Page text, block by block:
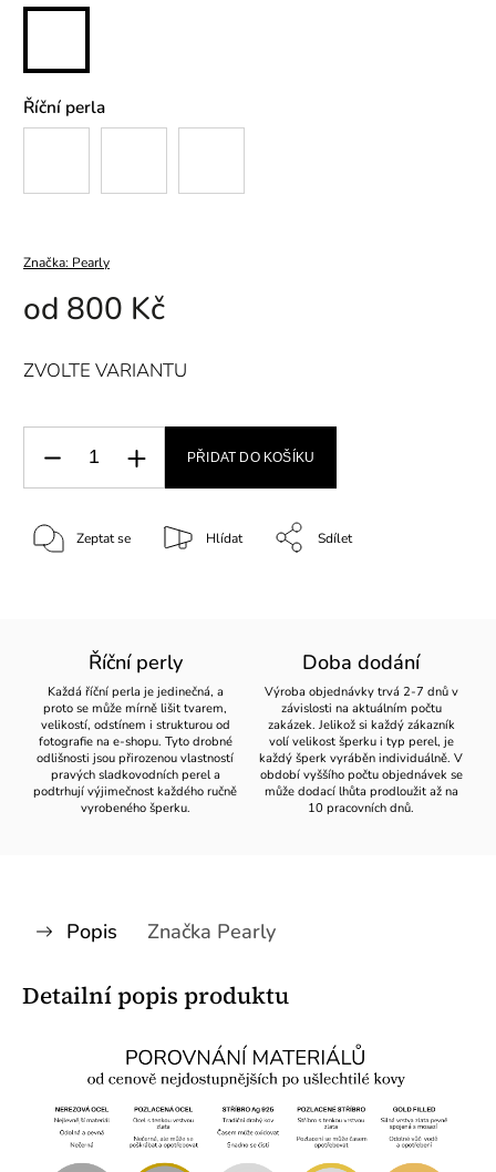
Říční perla
Značka: Pearly
od 800 Kč
ZVOLTE VARIANTU
PŘIDAT DO KOŠÍKU
Zeptat se Hlídat Sdílet
Říční perly
Každá říční perla je jedinečná, a
proto se může mírně lišit tvarem,
velikostí, odstínem i strukturou od
fotografie na e-shopu. Tyto drobné
odlišnosti jsou přirozenou vlastností
pravých sladkovodních perel a
podtrhují výjimečnost každého ručně
vyrobeného šperku.
Doba dodání
Výroba objednávky trvá 2-7 dnů v
závislosti na aktuálním počtu
zakázek. Jelikož si každý zákazník
volí velikost šperku i typ perel, je
každý šperk vyráběn individuálně. V
období vyššího počtu objednávek se
může dodací lhůta prodloužit až na
10 pracovních dnů.
Popis Značka Pearly
Detailní popis produktu